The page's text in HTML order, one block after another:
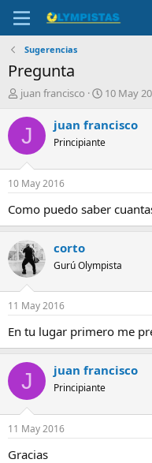
Sugerencias
Pregunta
I
i
a
d
o
r
l
t
e
m
a
juan francisco
F
c
a
i
n
o
10 May
J juan francisco
Principiante
10 May 2016
Como puedo saber
corto
Gurú Olympista
11 May 2016
En tu lugar primero me
J juan francisco
Principiante
11 May 2016
Gracias